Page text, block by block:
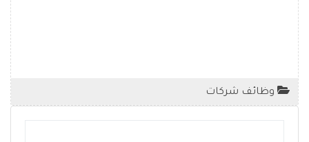
وظائف شركات